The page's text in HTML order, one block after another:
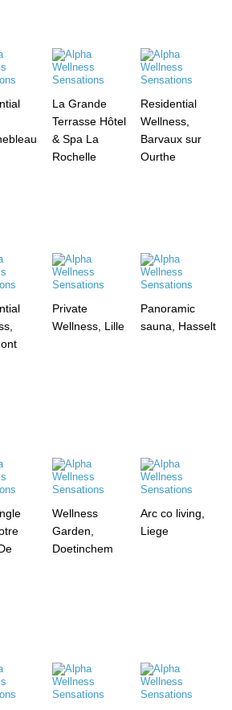
La Grande
Terrasse Hôtel
& Spa La
Rochelle
Residential
Wellness,
Barvaux sur
Ourthe
Private
Wellness, Lille
Panoramic
sauna, Hasselt
Wellness
Garden,
Doetinchem
Arc co living,
Liege